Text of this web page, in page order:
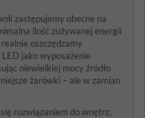
zastępujemy obecne na
ilość zużywanej energii
oszczędzamy
LED jako wyposażenie
niewielkiej mocy źródło
żarówki – ale w zamian
się rozwiązaniem do wnętrz,